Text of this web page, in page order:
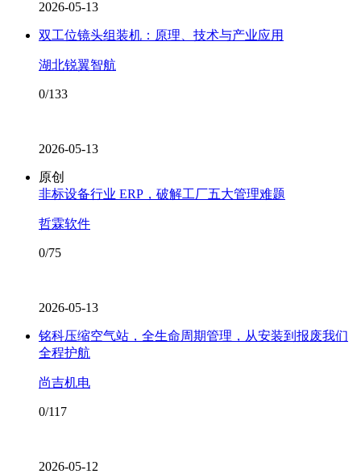
2026-05-13
双工位镜头组装机：原理、技术与产业应用
湖北锐翼智航
0/133
2026-05-13
原创
非标设备行业 ERP，破解工厂五大管理难题
哲霖软件
0/75
2026-05-13
铭科压缩空气站，全生命周期管理，从安装到报废我们
全程护航
尚吉机电
0/117
2026-05-12